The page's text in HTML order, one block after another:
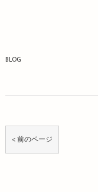
BLOG
< 前のページ